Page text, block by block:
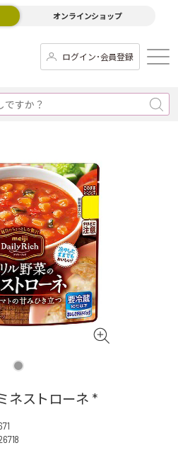
オンラインショップ
ログイン･会員登録
ネストローネ *